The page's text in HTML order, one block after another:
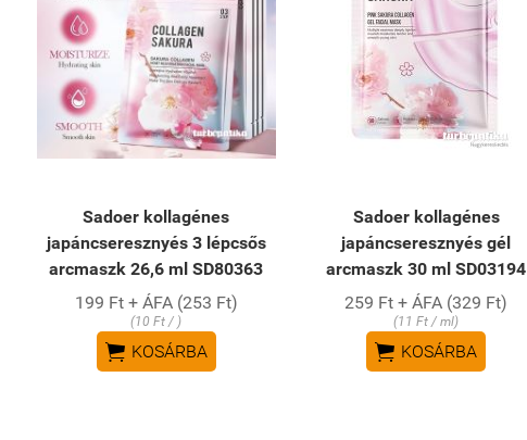
Sadoer kollagénes
japáncseresznyés 3 lépcsős
arcmaszk 26,6 ml SD80363
199 Ft + ÁFA (253 Ft)
(10 Ft / )
 KOSÁRBA
Sadoer kollagénes
japáncseresznyés gél
arcmaszk 30 ml SD03194
259 Ft + ÁFA (329 Ft)
(11 Ft / ml)
 KOSÁRBA